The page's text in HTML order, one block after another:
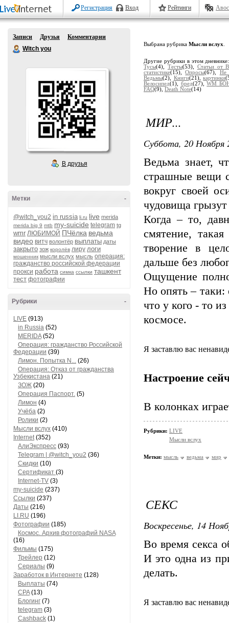
Регистрация Вход Рейтинги
Записи Друзья
Комментарии
Witch you
В друзья
-
Метки
@witch_you2 in russia li.ru live merida
merida big 9 mtb my-suicide telegram tg
wmr ЛЮБИМОЙ ПЧёлка ведьма
видео витч волонтёр выплаты даты
закрыто зож королёв лиру логи
мошенник мысли вслух мысль операция:
гражданство российской федерации
прокси работа симка ссылки ташкент
тест фотографии
-
Рубрики
LIVE (913)
in Russia (52)
MERIDA(52)
Операция: гражданство Российской
Федерации (39)
Лимон. Попытка N... (26)
Операция: Отказ от гражданства
Узбекистана (21)
ЗОЖ (20)
Операция Паспорт. (5)
Лимон (4)
Учёба (2)
Ролики (2)
Мысли вслух (410)
Internet(352)
АлиЭкспресс (93)
Telegram | @witch_you2 (36)
Скидки (10)
Сертификат (3)
Internet-TV (3)
my-suicide (237)
Ссылки (237)
Даты (216)
LI.RU (196)
Фотографии (185)
Космос. Архив фотографий NASA
(16)
Фильмы (175)
Трейлер (12)
Сериалы (9)
Заработок в Интернете (128)
Выплаты (74)
CPA(13)
Блогинг (7)
telegram (3)
Cashback (1)
Выбрана рубрика Мысли вслух
Другие рубрики в этом
Тусы(4), Тесты(53), Статьи от
статистике(15),Опросы(67), Не
Ведьмы(2), Книги(21),картинки
Велосипед(1), бред(27),WM
FAQ(9), Death Note(14)
МИР...
Суббота, 20 Ноября
Ведьма знает,
страшные вещи
вокруг своей
чудовища
Когда – то,
смятение,
творение в
дальше без
Ощущение
Но опять – таки:
что у кого - то
космосе.
Я заставлю вас
Настроение
В колонках
Рубрики: LIVE
Мысли вслух
Метки: мысль ведьма мир
СЕКС
Воскресенье, 14
Во время секса
И это одна из
делать.
Я заставлю вас